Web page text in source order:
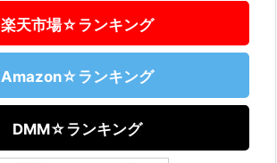
楽天市場☆ランキング
Amazon☆ランキング
DMM☆ランキング